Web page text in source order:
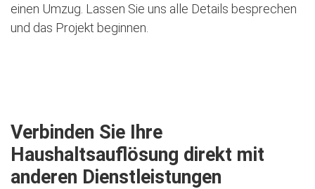
einen Umzug. Lassen Sie uns alle Details besprechen
und das Projekt beginnen.
Verbinden Sie Ihre
Haushaltsauflösung direkt mit
anderen Dienstleistungen